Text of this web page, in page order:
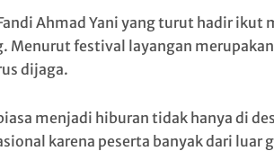
Ahmad Yani yang turut hadir ikut
Menurut festival layangan
dijaga.
menjadi hiburan tidak hanya di
karena peserta banyak dari luar